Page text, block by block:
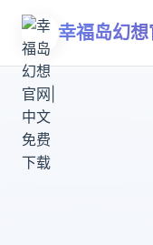
幸福岛幻